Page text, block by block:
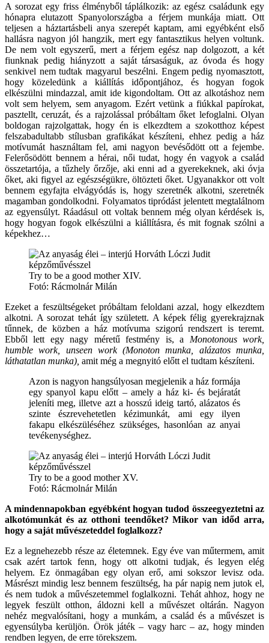
A sorozat egy friss élményből táplálkozik: az egész családunk egy
hónapra elutazott Spanyolországba a férjem munkája miatt. Ott
teljesen a háztartásbeli anya szerepét kaptam, ami egyébként első
hallásra nagyon jól hangzik, mert egy fantasztikus helyen voltunk.
De nem volt egyszerű, mert a férjem egész nap dolgozott, a két
fiunknak pedig hiányzott a saját társaságuk, az óvoda és hogy
senkivel nem tudtak magyarul beszélni. Engem pedig nyomasztott,
hogy közeledünk a kiállítás időpontjához, és hogyan fogok
elkészülni mindazzal, amit ide kigondoltam. Ott az alkotáshoz nem
volt sem helyem, sem anyagom. Ezért vetünk a fiúkkal papírokat,
pasztellt, ceruzát, és a rajzolással próbáltam őket lefoglalni. Olyan
boldogan rajzolgattak, hogy én is elkezdtem a szokotthoz képest
felszabadultabb stílusban grafikákat készíteni, ehhez pedig a ház
motívumát használtam fel, ami nagyon bevésődött ott a fejembe.
Felerősödött bennem a hérai, női tudat, hogy én vagyok a család
összetartója, a tűzhely őrzője, aki enni ad a gyerekeknek, aki óvja
őket, aki figyel az egészségükre, öltözteti őket. Ugyanakkor ott volt
bennem egyfajta elvágyódás is, hogy szeretnék alkotni, szeretnék
magamban gondolkodni. Folyamatos tipródást jelentett megtalálnom
az egyensúlyt. Ráadásul ott voltak bennem még olyan kérdések is,
hogy hogyan fogok elkészülni a kiállításra, és mit fognak szólni a
képekhez…
Try to be a good mother XIV.
Fotó: Rácmolnár Milán
Ezeket a feszültségeket próbáltam feloldani azzal, hogy elkezdtem
alkotni. A sorozat tehát így született. A képek félig gyerekrajznak
tűnnek, de közben a ház motívuma szigorú rendszert is teremt.
Ebből lett egy nagy méretű festmény is, a Monotonous work,
humble work, unseen work (Monoton munka, alázatos munka,
láthatatlan munka), amit még a megnyitó előtt el tudtam készíteni.
Azon is nagyon hangsúlyosan megjelenik a ház formája
egy spanyol kapu előtt – amely a ház ki- és bejáratát
jeleníti meg, illetve azt a hosszú ideig tartó, alázatos és
szinte észrevehetetlen kézimunkát, ami egy ilyen
fakapu elkészüléséhez szükséges, hasonlóan az anyai
tevékenységhez.
Try to be a good mother XV.
Fotó: Rácmolnár Milán
A mindennapokban egyébként hogyan tudod összeegyeztetni az
alkotómunkát és az otthoni teendőket? Mikor van időd arra,
hogy a saját művészeteddel foglalkozz?
Ez a legnehezebb része az életemnek. Egy éve van műtermem, amit
csak azért tartok fenn, hogy ott alkotni tudjak, és legyen elég
helyem. Ez önmagában egy olyan erő, ami sokszor levisz oda.
Másrészt mindig lesz bennem feszültség, ha pár napig nem jutok el,
és nem tudok a művészetemmel foglalkozni. Tehát ahhoz, hogy ne
legyek feszült otthon, áldozni kell a művészet oltárán. Nagyon
nehéz megvalósítani, hogy a munkám, a család és a művészet is
egyensúlyba kerüljön. Örök játék – vagy harc – az, hogy minden
rendben legyen, de erre törekszem.